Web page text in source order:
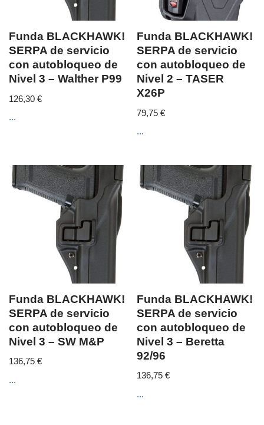
Funda BLACKHAWK!
SERPA de servicio
con autobloqueo de
Nivel 3 – Walther P99
126,30 €
...
Funda BLACKHAWK!
SERPA de servicio
con autobloqueo de
Nivel 2 – TASER
X26P
79,75€
...
Funda BLACKHAWK!
SERPA de servicio
con autobloqueo de
Nivel 3 – SW M&P
136,75 €
...
Funda BLACKHAWK!
SERPA de servicio
con autobloqueo de
Nivel 3 – Beretta
92/96
136,75€
...